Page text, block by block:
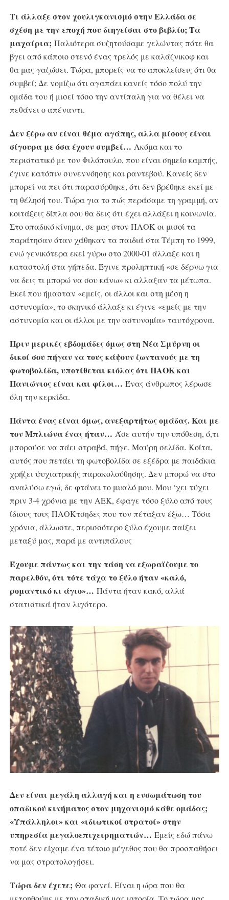
Τι άλλαξε στον χουλιγκανισμό στην Ελλάδα σε
σχέση με την εποχή που διηγείσαι στο βιβλίο; Τα
μαχαίρια; Παλιότερα συζητούσαμε γελώντας πότε θα
βγει από κάποιο στενό ένας τρελός με καλάζνικοφ και
θα μας γαζώσει. Τώρα, μπορείς να το αποκλείσεις ότι θα
συμβεί; Δε νομίζω ότι αγαπάει κανείς τόσο πολύ την
ομάδα του ή μισεί τόσο την αντίπαλη για να θέλει να
πεθάνει ο απέναντι.
Δεν ξέρω αν είναι θέμα αγάπης, αλλα μίσους είναι
σίγουρα με όσα έχουν συμβεί… Ακόμα και το
περιστατικό με τον Φιλόπουλο, που είναι σημείο καμπής,
έγινε κατόπιν συνεννόησης και ραντεβού. Κανείς δεν
μπορεί να πει ότι παρασύρθηκε, ότι δεν βρέθηκε εκεί με
τη θέλησή του. Τώρα για το πώς περάσαμε τη γραμμή, αν
κοιτάξεις δίπλα σου θα δεις ότι έχει αλλάξει η κοινωνία.
Στο οπαδικό κίνημα, σε μας στον ΠΑΟΚ οι μισοί τα
παράτησαν όταν χάθηκαν τα παιδιά στα Τέμπη το 1999,
ενώ γενικότερα εκεί γύρω στο 2000-01 άλλαξε και η
καταστολή στα γήπεδα. Έγινε προληπτική «σε δέρνω για
να δεις τι μπορώ να σου κάνω» κι αλλαξαν τα μέτωπα.
Εκεί που ήμασταν «εμείς, οι άλλοι και στη μέση η
αστυνομία», το σκηνικό άλλαξε κι έγινε «εμείς με την
αστυνομία και οι άλλοι με την αστυνομία» ταυτόχρονα.
Πριν μερικές εβδομάδες όμως στη Νέα Σμύρνη οι
δικοί σου πήγαν να τους κάψουν ζωντανούς με τη
φωτοβολίδα, υποτίθεται κιόλας ότι ΠΑΟΚ και
Πανιώνιος είναι και φίλοι… Ένας άνθρωπος λέρωσε
όλη την κερκίδα.
Πάντα ένας είναι όμως, ανεξαρτήτως ομάδας. Και με
τον Μπλιώνα ένας ήταν… Άσε αυτήν την υπόθεση, ό,τι
μπορούσε να πάει στραβά, πήγε. Μαύρη σελίδα. Κοίτα,
αυτός που πετάει τη φωτοβολίδα σε εξέδρα με παιδάκια
χρήζει ψυχιατρικής παρακολούθησης. Δεν μπορώ να στο
αναλύσω εγώ, δε φτάνει το μυαλό μου. Μου ‘χει τύχει
πριν 3-4 χρόνια με την ΑΕΚ, έφαγε τόσο ξύλο από τους
ίδιους τους ΠΑΟΚτσηδες που τον πέταξαν έξω… Τόσα
χρόνια, άλλωστε, περισσότερο ξύλο έχουμε παίξει
μεταξύ μας, παρά με αντιπάλους
Έχουμε πάντως και την τάση να εξωραϊζουμε το
παρελθόν, ότι τότε τάχα το ξύλο ήταν «καλό,
ρομαντικό κι άγιο»… Πάντα ήταν κακό, αλλά
στατιστικά ήταν λιγότερο.
Δεν είναι μεγάλη αλλαγή και η ενσωμάτωση του
οπαδικού κινήματος στον μηχανισμό κάθε ομάδας;
«Υπάλληλοι» και «ιδιωτικοί στρατοί» στην
υπηρεσία μεγαλοεπιχειρηματιών… Εμείς εδώ πάνω
ποτέ δεν είχαμε ένα τέτοιο μέγεθος που θα προσπαθήσει
να μας στρατολογήσει.
Τώρα δεν έχετε;Θα φανεί. Είναι η ώρα που θα